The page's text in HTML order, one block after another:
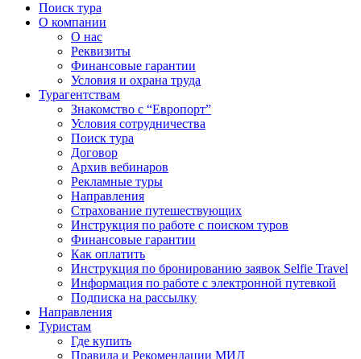
Поиск тура
О компании
О нас
Реквизиты
Финансовые гарантии
Условия и охрана труда
Турагентствам
Знакомство с “Европорт”
Условия сотрудничества
Поиск тура
Договор
Архив вебинаров
Рекламные туры
Направления
Страхование путешествующих
Инструкция по работе с поиском туров
Финансовые гарантии
Как оплатить
Инструкция по бронированию заявок Selfie Travel
Информация по работе с электронной путевкой
Подписка на рассылку
Направления
Туристам
Где купить
Правила и Рекомендации МИД